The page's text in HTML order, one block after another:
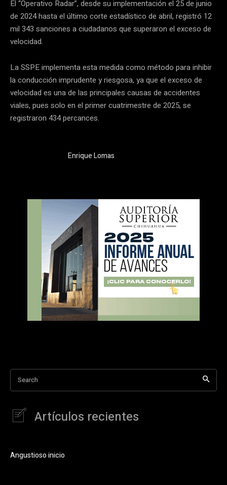
El “Operativo Radar”, desde su implementación el 25 de junio
de 2024 hasta el último corte estadístico de abril, registró 12
mil 343 sanciones a ciudadanos que superaron el exceso de
velocidad.
La SSPE implementa esta medida como método para inhibir
la conducción imprudente y riesgosa, ya que el exceso de
velocidad es una de las principales causas de accidentes
viales, pues solo en el primer cuatrimestre de 2025, se
registraron 434 percances.
Enrique Lomas
Search
Artículos recientes
Angustioso inicio